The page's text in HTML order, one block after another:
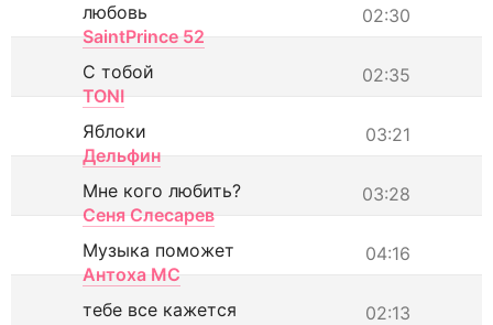
02:30
любовь
SaintPrince 52
02:35
С тобой
TONI
03:21
Яблоки
Дельфин
03:28
Мне кого любить?
Сеня Слесарев
04:16
Музыка поможет
Антоха МС
02:13
тебе все кажется